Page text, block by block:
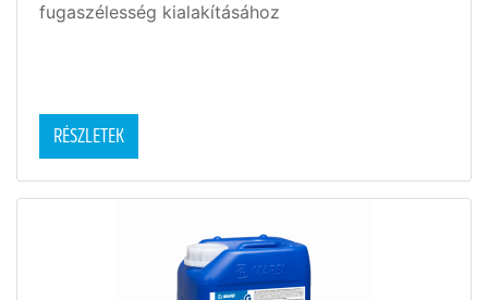
fugaszélesség kialakításához
RÉSZLETEK